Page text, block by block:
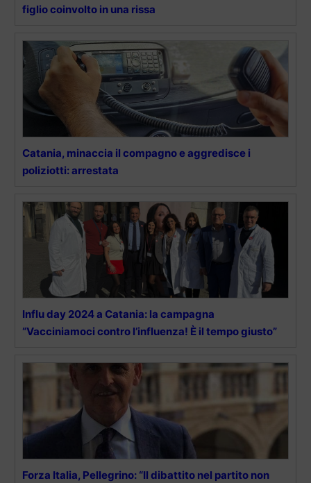
figlio coinvolto in una rissa
Catania, minaccia il compagno e aggredisce i
poliziotti: arrestata
Influ day 2024 a Catania: la campagna
“Vacciniamoci contro l’influenza! È il tempo giusto”
Forza Italia, Pellegrino: “Il dibattito nel partito non